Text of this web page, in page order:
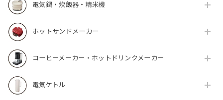
電気鍋・炊飯器・精米機
ホットサンドメーカー
コーヒーメーカー・ホットドリンクメーカー
電気ケトル